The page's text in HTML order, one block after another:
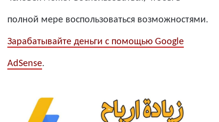
полной мере воспользоваться возможностями.
Зарабатывайте деньги с помощью Google
AdSense.